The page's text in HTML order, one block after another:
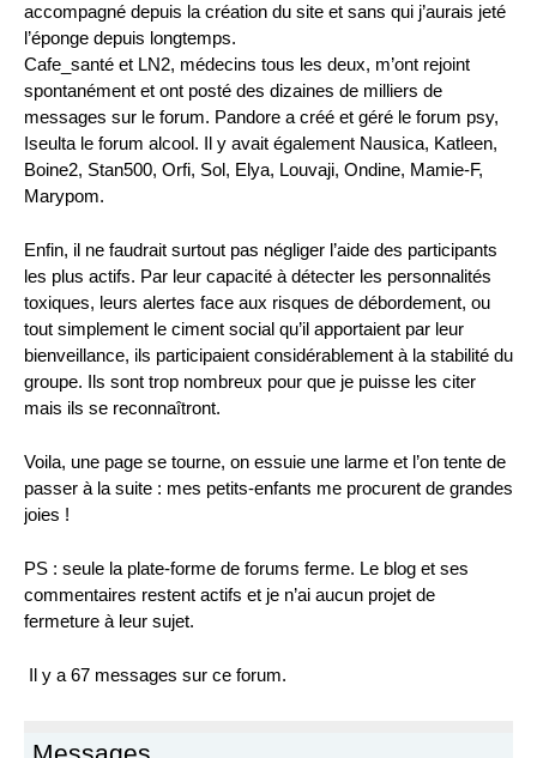
accompagné depuis la création du site et sans qui j’aurais jeté
l’éponge depuis longtemps.
Cafe_santé et LN2, médecins tous les deux, m’ont rejoint
spontanément et ont posté des dizaines de milliers de
messages sur le forum. Pandore a créé et géré le forum psy,
Iseulta le forum alcool. Il y avait également Nausica, Katleen,
Boine2, Stan500, Orfi, Sol, Elya, Louvaji, Ondine, Mamie-F,
Marypom.
Enfin, il ne faudrait surtout pas négliger l’aide des participants
les plus actifs. Par leur capacité à détecter les personnalités
toxiques, leurs alertes face aux risques de débordement, ou
tout simplement le ciment social qu’il apportaient par leur
bienveillance, ils participaient considérablement à la stabilité du
groupe. Ils sont trop nombreux pour que je puisse les citer
mais ils se reconnaîtront.
Voila, une page se tourne, on essuie une larme et l’on tente de
passer à la suite : mes petits-enfants me procurent de grandes
joies !
PS : seule la plate-forme de forums ferme. Le blog et ses
commentaires restent actifs et je n’ai aucun projet de
fermeture à leur sujet.
Il y a 67 messages sur ce forum.
Messages